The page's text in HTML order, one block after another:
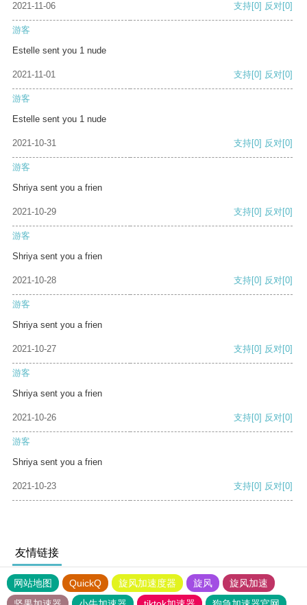
2021-11-06 支持[0] 反对[0]
游客
Estelle sent you 1 nude
2021-11-01 支持[0] 反对[0]
游客
Estelle sent you 1 nude
2021-10-31 支持[0] 反对[0]
游客
Shriya sent you a frien
2021-10-29 支持[0] 反对[0]
游客
Shriya sent you a frien
2021-10-28 支持[0] 反对[0]
游客
Shriya sent you a frien
2021-10-27 支持[0] 反对[0]
游客
Shriya sent you a frien
2021-10-26 支持[0] 反对[0]
游客
Shriya sent you a frien
2021-10-23 支持[0] 反对[0]
友情链接
网站地图 QuickQ 旋风加速度器 旋风
旋风加速